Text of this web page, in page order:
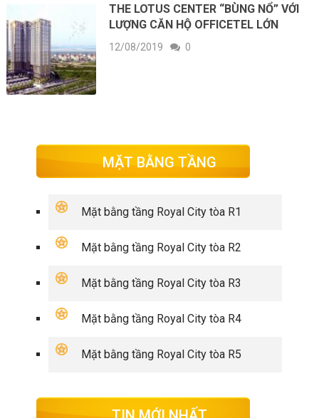
THE LOTUS CENTER “BÙNG NỔ” VỚI
LƯỢNG CĂN HỘ OFFICETEL LỚN
12/08/2019 0
MẶT BẰNG TẦNG
Mặt bằng tầng Royal City tòa R1
Mặt bằng tầng Royal City tòa R2
Mặt bằng tầng Royal City tòa R3
Mặt bằng tầng Royal City tòa R4
Mặt bằng tầng Royal City tòa R5